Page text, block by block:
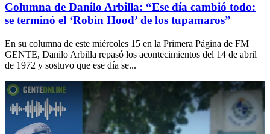
Columna de Danilo Arbilla: “Ese día cambió todo:
se terminó el ‘Robin Hood’ de los tupamaros”
En su columna de este miércoles 15 en la Primera Página de FM
GENTE, Danilo Arbilla repasó los acontecimientos del 14 de abril
de 1972 y sostuvo que ese día se...